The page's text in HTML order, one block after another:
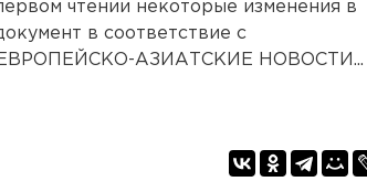
чтении некоторые изменения в
в соответствие с
ЕВРОПЕЙСКО-АЗИАТСКИЕ НОВОСТИ...